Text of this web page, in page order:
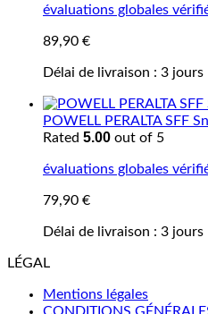
évaluations globales
89,90 €
Délai de livraison : 3 jours
POWELL PERALTA SFF
Rated 5.00 out of 5
évaluations globales
79,90 €
Délai de livraison : 3 jours
LÉGAL
Mentions légales